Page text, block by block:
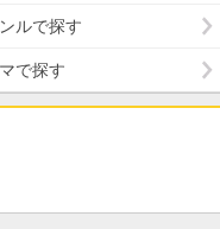
ルで探す
で探す